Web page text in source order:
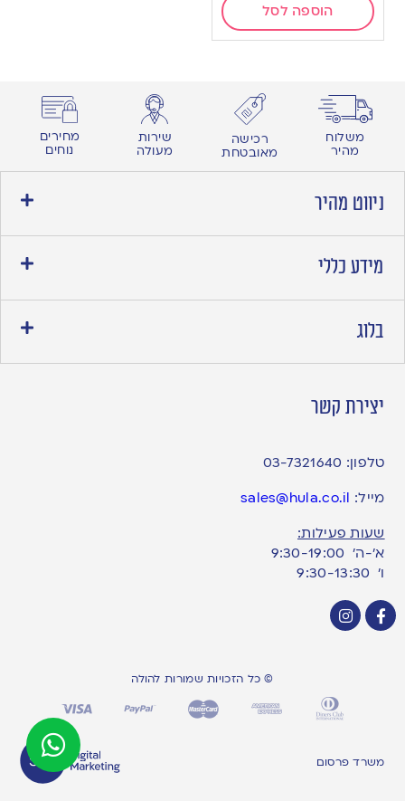
הוספה לסל
משלוח
מהיר
רכישה
מאובטחת
שירות
מעולה
מחירים
נוחים
ניווט מהיר
מידע כללי
בלוג
יצירת קשר
טלפון: 03-7321640
מייל: sales@hula.co.il
שעות פעילות:
א’-ה’ 9:30-19:00
ו׳ 9:30-13:30
© כל הזכויות שמורות להולה
משרד פרסום